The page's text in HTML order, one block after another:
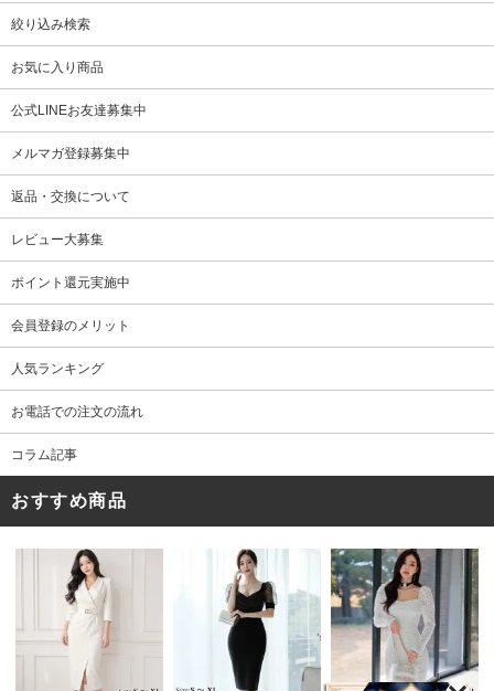
絞り込み検索
お気に入り商品
公式LINEお友達募集中
メルマガ登録募集中
返品・交換について
レビュー大募集
ポイント還元実施中
会員登録のメリット
人気ランキング
お電話での注文の流れ
コラム記事
おすすめ商品